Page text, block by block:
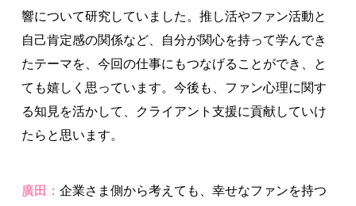
響について研究していました。推し活やファン活動と
自己肯定感の関係など、自分が関心を持って学んでき
たテーマを、今回の仕事にもつなげることができ、と
ても嬉しく思っています。今後も、ファン心理に関す
る知見を活かして、クライアント支援に貢献していけ
たらと思います。
廣田： 企業さま側から考えても、幸せなファンを持つ